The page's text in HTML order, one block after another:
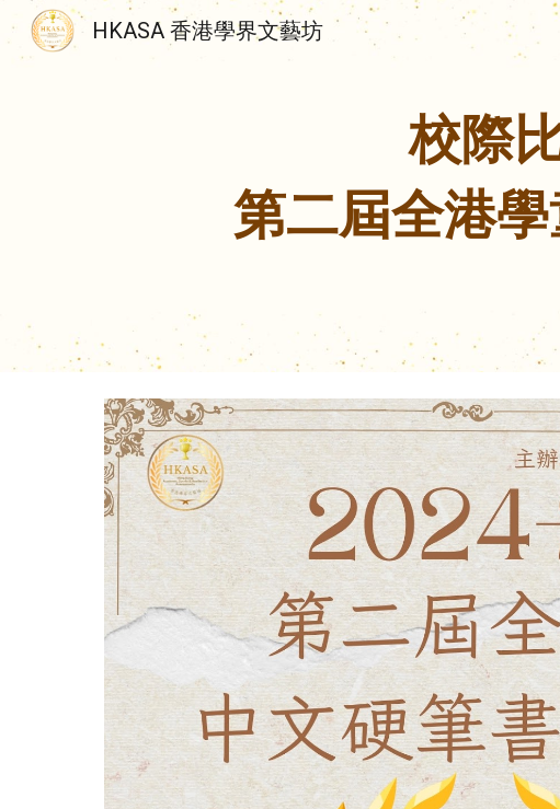
Skip to
HKASA 香港學界文藝坊
校際
第二屆全港